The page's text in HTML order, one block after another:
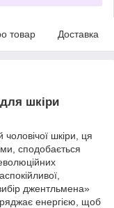
товар Доставка
шкіри
шкіри, ця
сподобається
джентльмена»
енергією, щоб